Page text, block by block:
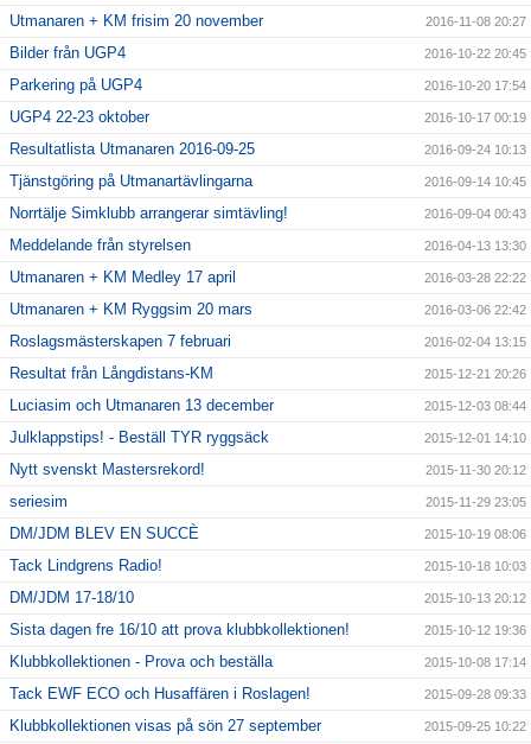
Utmanaren + KM frisim 20 november 2016-11-08 20:27
Bilder från UGP4 2016-10-22 20:45
Parkering på UGP4 2016-10-20 17:54
UGP4 22-23 oktober 2016-10-17 00:19
Resultatlista Utmanaren 2016-09-25 2016-09-24 10:13
Tjänstgöring på Utmanartävlingarna 2016-09-14 10:45
Norrtälje Simklubb arrangerar simtävling! 2016-09-04 00:43
Meddelande från styrelsen 2016-04-13 13:30
Utmanaren + KM Medley 17 april 2016-03-28 22:22
Utmanaren + KM Ryggsim 20 mars 2016-03-06 22:42
Roslagsmästerskapen 7 februari 2016-02-04 13:15
Resultat från Långdistans-KM 2015-12-21 20:26
Luciasim och Utmanaren 13 december 2015-12-03 08:44
Julklappstips! - Beställ TYR ryggsäck 2015-12-01 14:10
Nytt svenskt Mastersrekord! 2015-11-30 20:12
seriesim 2015-11-29 23:05
DM/JDM BLEV EN SUCCÈ 2015-10-19 08:06
Tack Lindgrens Radio! 2015-10-18 10:03
DM/JDM 17-18/10 2015-10-13 20:12
Sista dagen fre 16/10 att prova klubbkollektionen! 2015-10-12 19:36
Klubbkollektionen - Prova och beställa 2015-10-08 17:14
Tack EWF ECO och Husaffären i Roslagen! 2015-09-28 09:33
Klubbkollektionen visas på sön 27 september 2015-09-25 10:22